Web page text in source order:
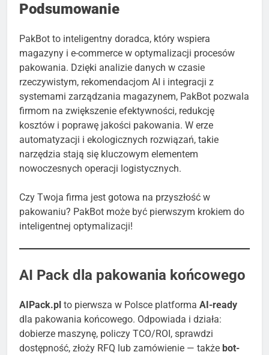
Podsumowanie
PakBot to inteligentny doradca, który wspiera
magazyny i e-commerce w optymalizacji procesów
pakowania. Dzięki analizie danych w czasie
rzeczywistym, rekomendacjom AI i integracji z
systemami zarządzania magazynem, PakBot pozwala
firmom na zwiększenie efektywności, redukcję
kosztów i poprawę jakości pakowania. W erze
automatyzacji i ekologicznych rozwiązań, takie
narzędzia stają się kluczowym elementem
nowoczesnych operacji logistycznych.
Czy Twoja firma jest gotowa na przyszłość w
pakowaniu? PakBot może być pierwszym krokiem do
inteligentnej optymalizacji!
AI Pack dla pakowania końcowego
AIPack.pl to pierwsza w Polsce platforma AI-ready
dla pakowania końcowego. Odpowiada i działa:
dobierze maszynę, policzy TCO/ROI, sprawdzi
dostępność, złoży RFQ lub zamówienie — także bot-